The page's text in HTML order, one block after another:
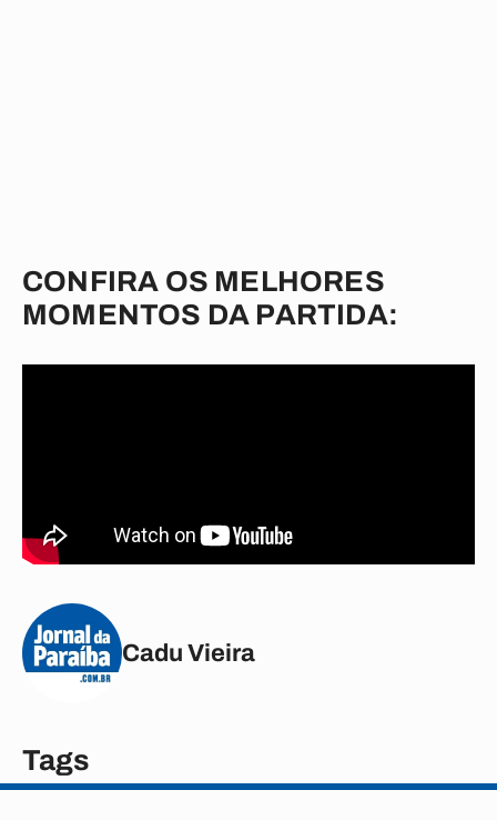
CONFIRA OS MELHORES
MOMENTOS DA PARTIDA:
Cadu Vieira
Tags